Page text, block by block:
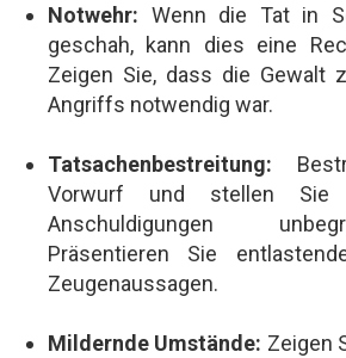
Notwehr: Wenn die Tat in
geschah, kann dies eine
Zeigen Sie, dass die Gewalt
Angriffs notwendig war.
Tatsachenbestreitung:
Vorwurf und stellen
Anschuldigungen
Präsentieren Sie
Zeugenaussagen.
Mildernde Umstände: Zeigen